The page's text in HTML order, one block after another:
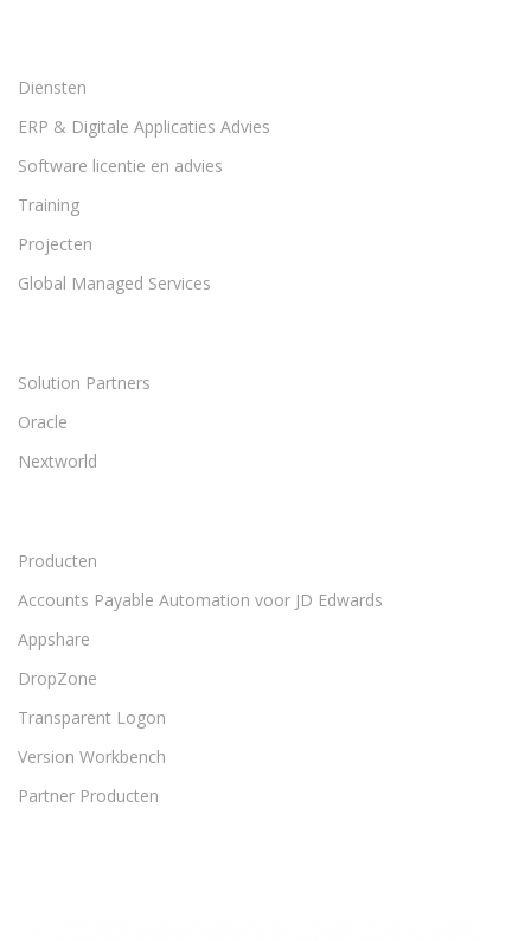
Diensten
ERP & Digitale Applicaties Advies
Software licentie en advies
Training
Projecten
Global Managed Services
Solution Partners
Oracle
Nextworld
Producten
Accounts Payable Automation voor JD Edwards
Appshare
DropZone
Transparent Logon
Version Workbench
Partner Producten